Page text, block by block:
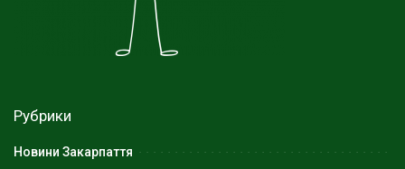
Рубрики
Новини Закарпаття